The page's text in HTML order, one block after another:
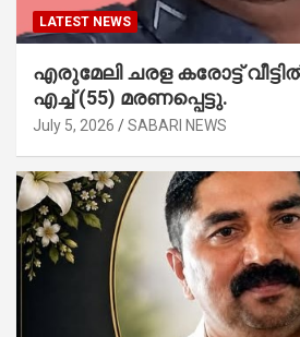
LATEST NEWS
എരുമേലി ചരള കരോട്ട്
എച്ച് (55) മരണപ്പെട്ടു.
July 5, 2026 SABARI NEWS